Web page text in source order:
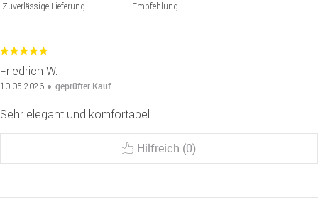
Zuverlässige Lieferung Empfehlung
Friedrich W.
10.05.2026 geprüfter Kauf
Sehr elegant und komfortabel
Hilfreich (0)